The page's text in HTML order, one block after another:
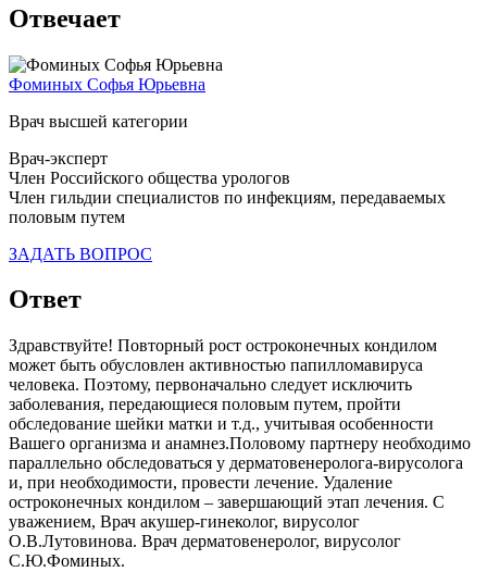
Отвечает
Фоминых Софья Юрьевна
Врач высшей категории
Врач-эксперт
Член Российского общества урологов
Член гильдии специалистов по инфекциям, передаваемых
половым путем
ЗАДАТЬ ВОПРОС
Ответ
Здравствуйте! Повторный рост остроконечных кондилом
может быть обусловлен активностью папилломавируса
человека. Поэтому, первоначально следует исключить
заболевания, передающиеся половым путем, пройти
обследование шейки матки и т.д., учитывая особенности
Вашего организма и анамнез.Половому партнеру необходимо
параллельно обследоваться у дерматовенеролога-вирусолога
и, при необходимости, провести лечение. Удаление
остроконечных кондилом – завершающий этап лечения. С
уважением, Врач акушер-гинеколог, вирусолог
О.В.Лутовинова. Врач дерматовенеролог, вирусолог
С.Ю.Фоминых.